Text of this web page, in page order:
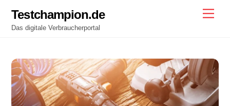
content
Testchampion.de
Das digitale Verbraucherportal